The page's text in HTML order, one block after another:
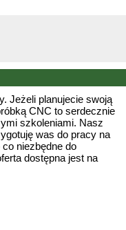
Jeżeli planujecie swoją
CNC to serdecznie
szkoleniami. Nasz
was do pracy na
niezbędne do
dostępna jest na